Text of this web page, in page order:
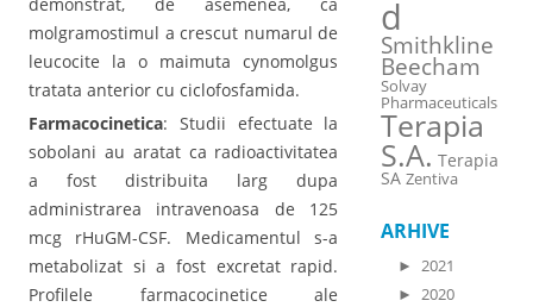
molgramostimul a crescut numarul de
leucocite la o maimuta cynomolgus
tratata anterior cu ciclofosfamida.
Farmacocinetica: Studii efectuate la
sobolani au aratat ca radioactivitatea
a fost distribuita larg dupa
administrarea intravenoasa de 125
mcg rHuGM-CSF. Medicamentul s-a
metabolizat si a fost excretat rapid.
Profilele farmacocinetice ale
d
Smithkline
Beecham
Solvay
Pharmaceuticals
Terapia
S.A. Terapia
SA Zentiva
ARHIVE
► 2021
► 2020